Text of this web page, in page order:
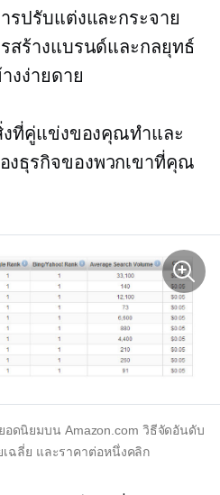
รปรับแต่งและกระจาย
สร้างแบรนด์และกลยุทธ์
งง่ายดาย
งที่คู่แข่งของคุณทำและ
ธุรกิจของพวกเขาที่คุณ
อดนิยมบน Amazon.com วิธีจัดอันดับ
ฉลี่ย และราคาต่อหนึ่งคลิก